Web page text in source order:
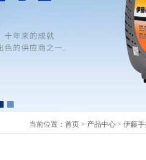
当前位置： 首页 > 产品中心 > 伊藤